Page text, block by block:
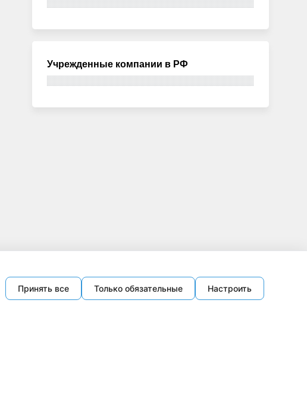
Учрежденные компании в РФ
Принять все Только обязательные Настроить